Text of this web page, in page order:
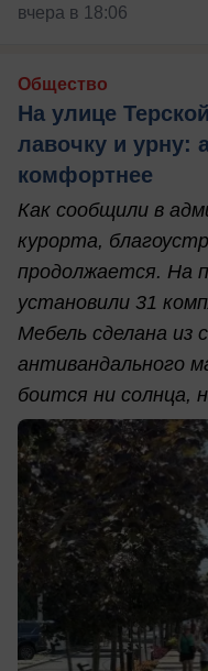
вчера в 18:06
Общество
На улице
лавочку и урну:
комфортнее
Как сообщили в
курорта,
продолжается. На
установили 31
Мебель сделана из
антивандального
боится ни солнца,